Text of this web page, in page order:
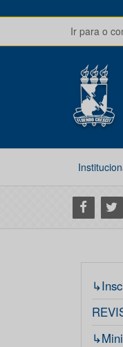
Ir para o
Facebook